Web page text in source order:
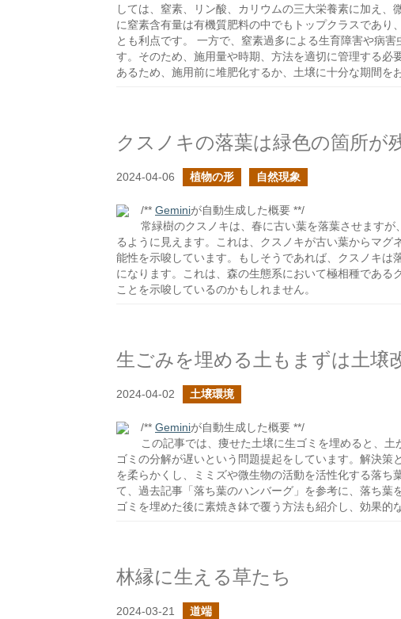
しては、窒素、リン酸、カリウムの三大栄養素に加え
に窒素含有量は有機質肥料の中でもトップクラスであり
とも利点です。 一方で、窒素過多による生育障害や病
す。そのため、施用量や時期、方法を適切に管理する
あるため、施用前に堆肥化するか、土壌に十分な期間を
クスノキの落葉は緑色の箇所が
2024-04-06 植物の形 自然現象
/** Geminiが自動生成した概要 **/
常緑樹のクスノキは、春に古い葉を落葉させます
るように見えます。これは、クスノキが古い葉からマ
能性を示唆しています。もしそうであれば、クスノキは
になります。これは、森の生態系において極相種である
ことを示唆しているのかもしれません。
生ごみを埋める土もまずは土壌
2024-04-02 土壌環境
/** Geminiが自動生成した概要 **/
この記事では、痩せた土壌に生ゴミを埋めると、
ゴミの分解が遅いという問題提起をしています。解決
を柔らかくし、ミミズや微生物の活動を活性化する落ち
て、過去記事「落ち葉のハンバーグ」を参考に、落ち
ゴミを埋めた後に素焼き鉢で覆う方法も紹介し、効果的
林縁に生える草たち
2024-03-21 道端